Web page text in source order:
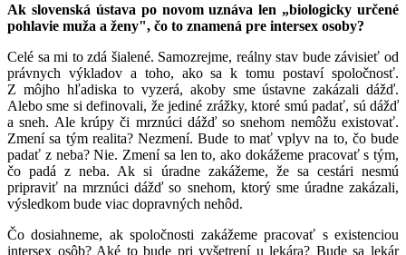
Ak slovenská ústava po novom uznáva len „biologicky určené
pohlavie muža a ženy", čo to znamená pre intersex osoby?
Celé sa mi to zdá šialené. Samozrejme, reálny stav bude závisieť od
právnych výkladov a toho, ako sa k tomu postaví spoločnosť.
Z môjho hľadiska to vyzerá, akoby sme ústavne zakázali dážď.
Alebo sme si definovali, že jediné zrážky, ktoré smú padať, sú dážď
a sneh. Ale krúpy či mrznúci dážď so snehom nemôžu existovať.
Zmení sa tým realita? Nezmení. Bude to mať vplyv na to, čo bude
padať z neba? Nie. Zmení sa len to, ako dokážeme pracovať s tým,
čo padá z neba. Ak si úradne zakážeme, že sa cestári nesmú
pripraviť na mrznúci dážď so snehom, ktorý sme úradne zakázali,
výsledkom bude viac dopravných nehôd.
Čo dosiahneme, ak spoločnosti zakážeme pracovať s existenciou
intersex osôb? Aké to bude pri vyšetrení u lekára? Bude sa lekár